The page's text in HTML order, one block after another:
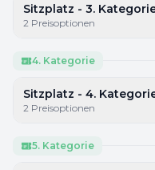
Sitzplatz - 3.
2 Preisoptionen
4. Kategorie
Sitzplatz - 4.
2 Preisoptionen
5. Kategorie